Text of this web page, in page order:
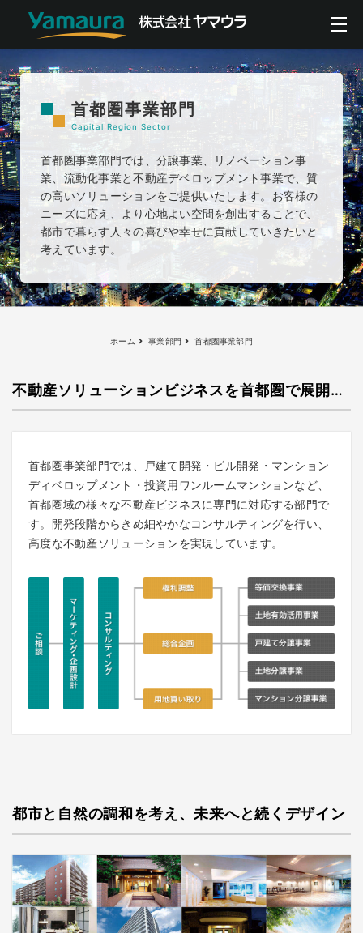
首都圏事業部門
Capital Region Sector
首都圏事業部門では、分譲事業、リノベーション事
業、流動化事業と不動産デベロップメント事業で、質
の高いソリューションをご提供いたします。お客様の
ニーズに応え、より心地よい空間を創出することで、
都市で暮らす人々の喜びや幸せに貢献していきたいと
考えています。
ホーム 事業部門 首都圏事業部門
不動産ソリューションビジネスを首都圏で展開…
首都圏事業部門では、戸建て開発・ビル開発・マンション
ディベロップメント・投資用ワンルームマンションなど、
首都圏域の様々な不動産ビジネスに専門に対応する部門で
す。開発段階からきめ細やかなコンサルティングを行い、
高度な不動産ソリューションを実現しています。
都市と自然の調和を考え、未来へと続くデザイン